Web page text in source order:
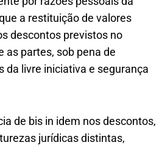
a restituição de valores
descontos previstos no
partes, sob pena de
da livre iniciativa e segurança
de bis in idem nos descontos,
jurídicas distintas,